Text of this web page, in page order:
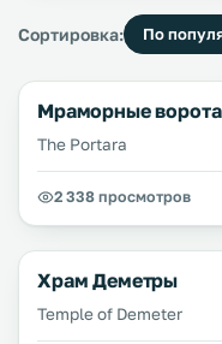
Сортировка: По
Мраморные
The Portara
2 338 просмотров
Храм Деметры
Temple of Demeter